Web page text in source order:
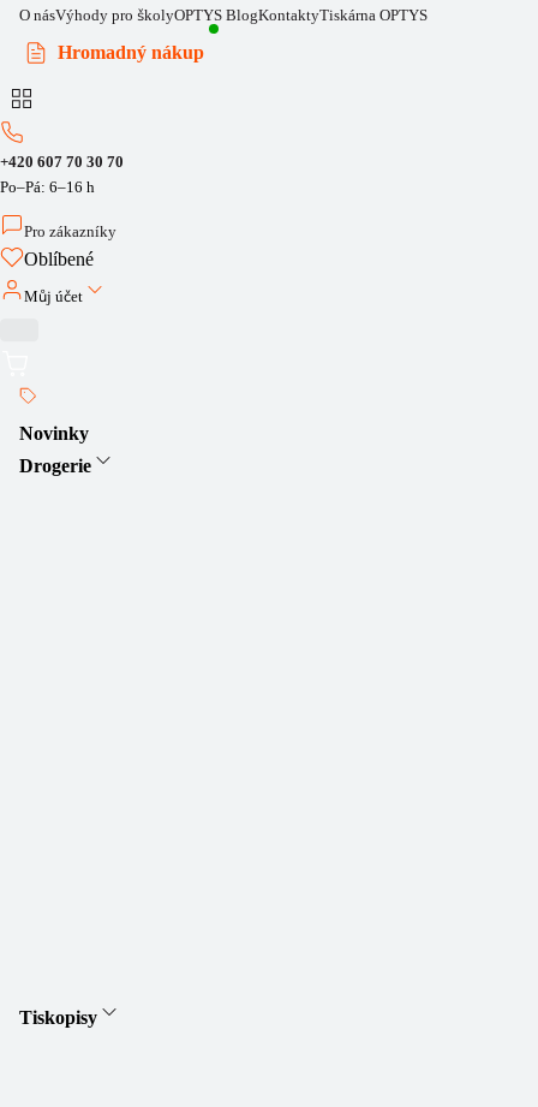
O násVýhody pro školyOPTYS BlogKontaktyTiskárna OPTYS
Hromadný nákup
+420 607 70 30 70
Po–Pá: 6–16 h
Pro zákazníky
Oblíbené
Můj účet
Novinky
Drogerie
Tiskopisy